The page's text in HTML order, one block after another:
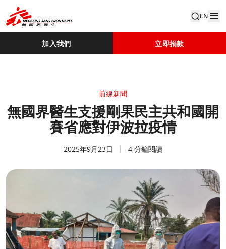
EN
加入我們 立即捐款
前線新聞
無國界醫生支援剛果民主共和國開
賽省應對伊波拉疫情
2025年9月23日 4 分鐘閱讀